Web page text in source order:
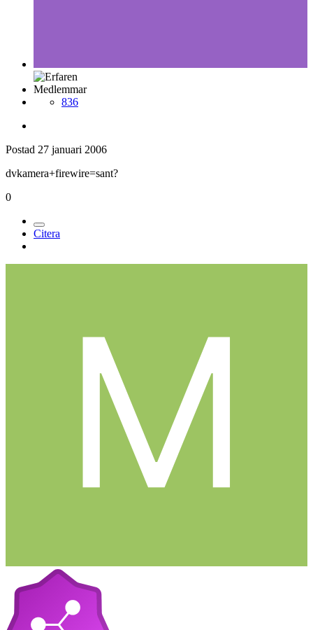
Medlemmar
836
Postad 27 januari 2006
dvkamera+firewire=sant?
0
Citera